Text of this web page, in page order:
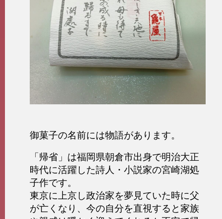
御菓子の名前には物語があります。
「帰省」は福岡県朝倉市出身で明治大正
時代に活躍した詩人・小説家の宮崎湖処
子作です。
東京に上京し政治家を夢見ていた時に父
が亡くなり、 今の自分を直視すると家族